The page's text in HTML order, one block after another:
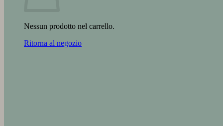
Nessun prodotto nel carrello.
Ritorna al negozio